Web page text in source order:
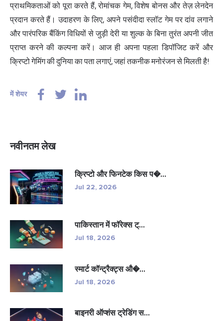
प्राथमिकताओं को पूरा करते हैं, रोमांचक गेम, विशेष बोनस और तेज़ लेनदेन
प्रदान करते हैं। उदाहरण के लिए, अपने पसंदीदा स्लॉट गेम पर दांव लगाने
और पारंपरिक बैंकिंग विधियों से जुड़ी देरी या शुल्क के बिना तुरंत अपनी जीत
प्राप्त करने की कल्पना करें। आज ही अपना पहला डिपॉजिट करें और
क्रिप्टो गेमिंग की दुनिया का पता लगाएं, जहां तकनीक मनोरंजन से मिलती है!
में शेयर
नवीनतम लेख
क्रिप्टो और फिनटेक किस प�...
Jul 22, 2026
पाकिस्तान में फॉरेक्स ट्...
Jul 18, 2026
स्मार्ट कॉन्ट्रैक्ट्स औ�...
Jul 18, 2026
बाइनरी ऑप्शंस ट्रेडिंग स...